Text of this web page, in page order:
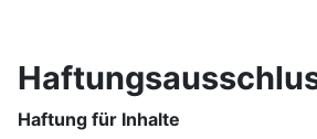
Haftung für Inhalte